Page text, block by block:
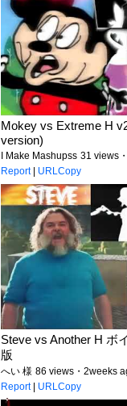
Mokey vs Extreme H
version)
I Make Mashupss 31 views
Report| URLCopy
Steve vs Another H ボ
版
へい 様 86 views・2weeks
Report| URLCopy